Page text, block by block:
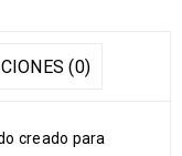
(0)
creado para